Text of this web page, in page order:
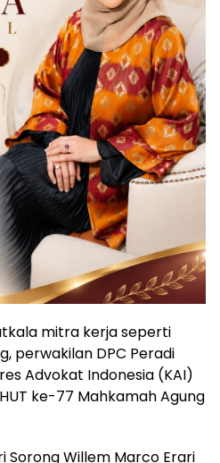
mitra kerja seperti
perwakilan DPC Peradi
Advokat Indonesia (KAI)
ke-77 Mahkamah Agung
Sorong Willem Marco Erari